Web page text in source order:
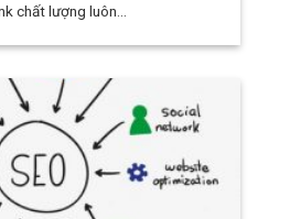
chất lượng luôn...